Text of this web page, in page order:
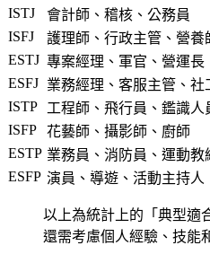
ISTJ
會計師、稽核、公務員
ISFJ
護理師、行政主管、營養
ESTJ 專案經理、軍官、營運長
ESFJ 業務經理、客服主管、社
ISTP
工程師、飛行員、鑑識人
ISFP
花藝師、攝影師、廚師
ESTP 業務員、消防員、運動教
ESFP 演員、導遊、活動主持人
以上為統計上的「典型適
還需考慮個人經驗、技能